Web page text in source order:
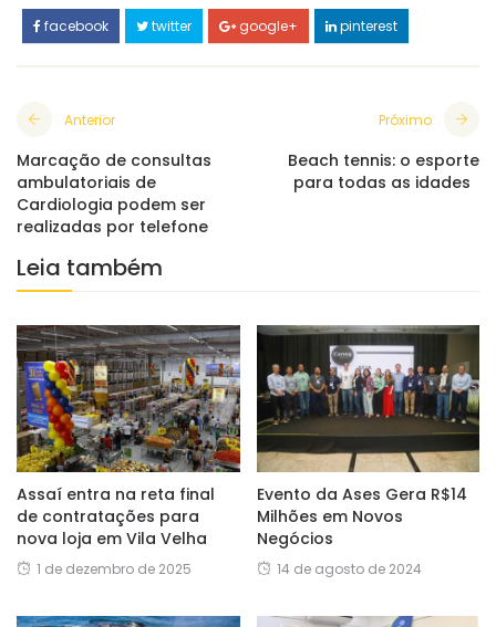
facebook twitter google+ pinterest
Anterior
Marcação de consultas
ambulatoriais de
Cardiologia podem ser
realizadas por telefone
Próximo
Beach tennis: o esporte
para todas as idades
Leia também
Assaí entra na reta final
de contratações para
nova loja em Vila Velha
1 de dezembro de 2025
Evento da Ases Gera R$14
Milhões em Novos
Negócios
14 de agosto de 2024